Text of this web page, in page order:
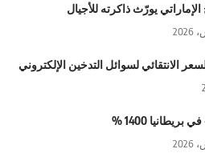
يورّث ذاكرته للأجيال
الانتقائي لسوائل التدخين الإلكتروني
1400 %